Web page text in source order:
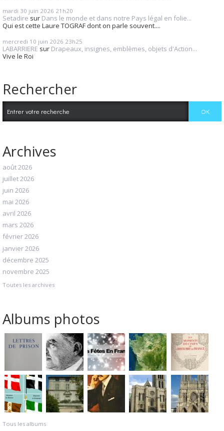
mardi 30 juin 2026 21h20
Setadire sur Dans le monde et dans notre Pays légal en folie...
Qui est cette Laure TOGRAF dont on parle souvent....
mercredi 10 juin 2026 23h25
LABARRIERE sur Drapeaux, insignes, emblèmes, objets d'Action...
Vive le Roi
Rechercher
Archives
août 2026
juillet 2026
juin 2026
mai 2026
avril 2026
mars 2026
février 2026
janvier 2026
décembre 2025
novembre 2025
Toutes les archives
Albums photos
Tous les albums